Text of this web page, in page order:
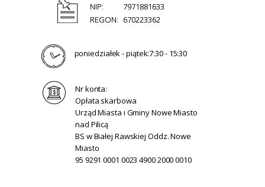
NIP:
7971881633
REGON: 670223362
poniedziałek - piątek:7:30 - 15:30
Nr konta:
Opłata skarbowa
Urząd Miasta i Gminy Nowe Miasto
nad Pilicą
BS w Białej Rawskiej Oddz. Nowe
Miasto
95 9291 0001 0023 4900 2000 0010